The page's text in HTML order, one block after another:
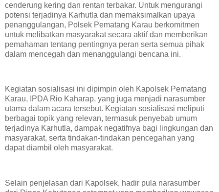
cenderung kering dan rentan terbakar. Untuk mengurangi
potensi terjadinya Karhutla dan memaksimalkan upaya
penanggulangan, Polsek Pematang Karau berkomitmen
untuk melibatkan masyarakat secara aktif dan memberikan
pemahaman tentang pentingnya peran serta semua pihak
dalam mencegah dan menanggulangi bencana ini.
Kegiatan sosialisasi ini dipimpin oleh Kapolsek Pematang
Karau, IPDA Rio Kaharap, yang juga menjadi narasumber
utama dalam acara tersebut. Kegiatan sosialisasi meliputi
berbagai topik yang relevan, termasuk penyebab umum
terjadinya Karhutla, dampak negatifnya bagi lingkungan dan
masyarakat, serta tindakan-tindakan pencegahan yang
dapat diambil oleh masyarakat.
Selain penjelasan dari Kapolsek, hadir pula narasumber